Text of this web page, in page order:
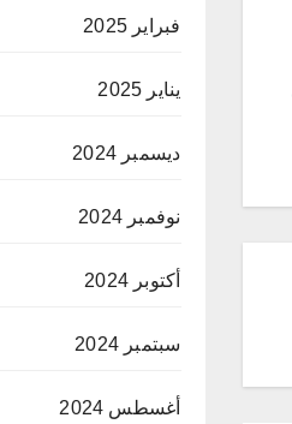
فبراير 2025
يناير 2025
ديسمبر 2024
نوفمبر 2024
أكتوبر 2024
سبتمبر 2024
أغسطس 2024